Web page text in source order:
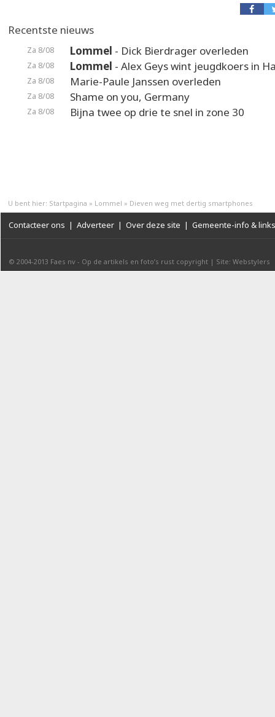
Recentste nieuws
Za 8/08 Lommel - Dick Bierdrager overleden
Za 8/08 Lommel - Alex Geys wint jeugdkoers in
Za 8/08 Marie-Paule Janssen overleden
Za 8/08 Shame on you, Germany
Za 8/08 Bijna twee op drie te snel in zone 30
U bent hier: Startpagina » Lommel » Dieven weg met dertig smartphones
Contacteer ons | Adverteer | Over deze site | Gemeente-info & links
© 2004-2013 Faes nv - Op de artikels en foto’s rust copyright | Site: Webstylers